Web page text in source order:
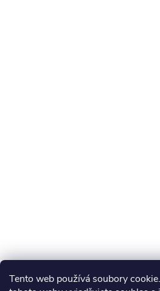
Tento web používá soubory